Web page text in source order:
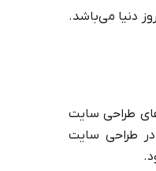
دنیا می‌باشد.
طراحی سایت
طراحی سایت